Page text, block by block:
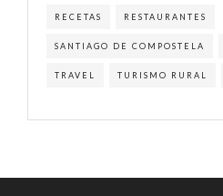
RECETAS RESTAURANTES
SANTIAGO DE COMPOSTELA
TRAVEL TURISMO RURAL